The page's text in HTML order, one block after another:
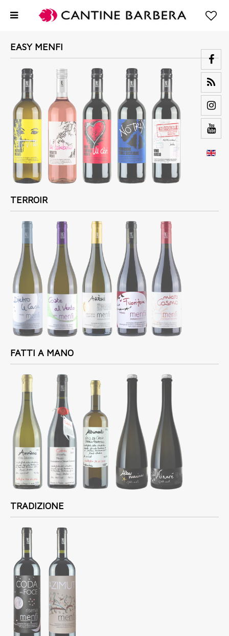
EASY MENFI
TERROIR
FATTI A MANO
TRADIZIONE